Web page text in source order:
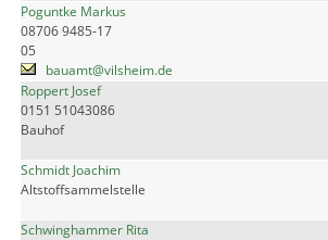
Poguntke Markus
08706 9485-17
05
bauamt@vilsheim.de
Roppert Josef
0151 51043086
Bauhof
Schmidt Joachim
Altstoffsammelstelle
Schwinghammer Rita